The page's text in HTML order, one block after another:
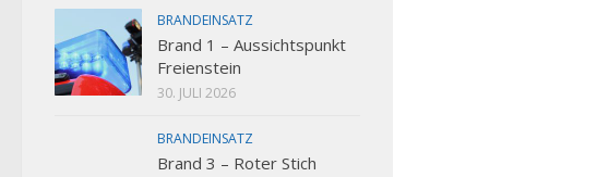
BRANDEINSATZ
Brand 1 – Aussichtspunkt
Freienstein
30. JULI 2026
BRANDEINSATZ
Brand 3 – Roter Stich